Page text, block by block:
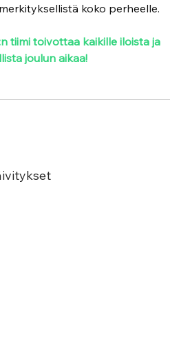
koko perheelle.
tiimi toivottaa kaikille iloista ja
joulun aikaa!